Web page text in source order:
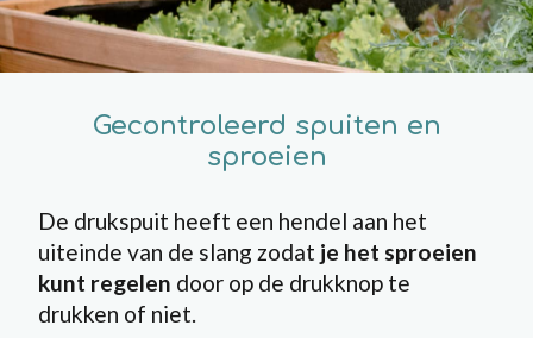
Gecontroleerd spuiten en
sproeien
De drukspuit heeft een hendel aan het
uiteinde van de slang zodat je het sproeien
kunt regelen door op de drukknop te
drukken of niet.